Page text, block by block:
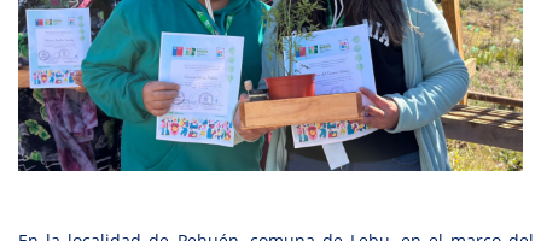
modo claro